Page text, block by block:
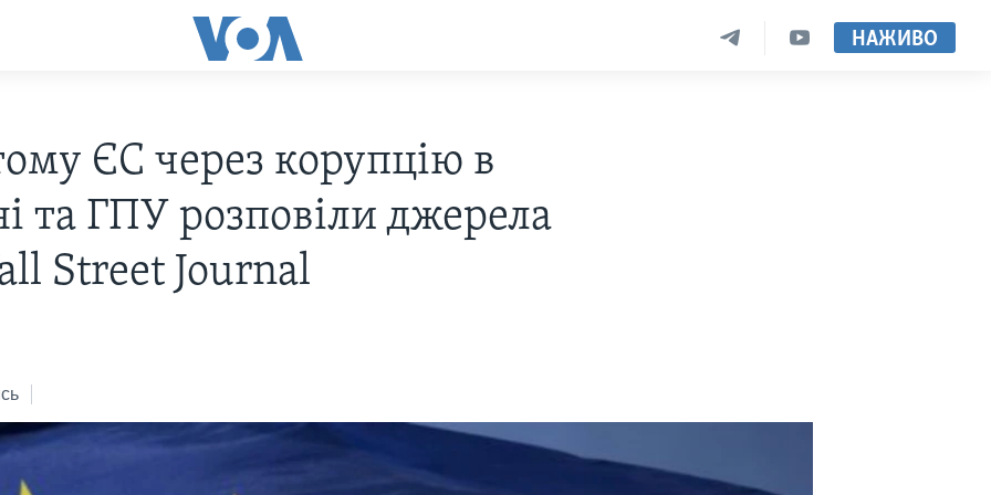
НАЖИВО
ЄС через корупцію в
та ГПУ розповіли джерела
Street Journal